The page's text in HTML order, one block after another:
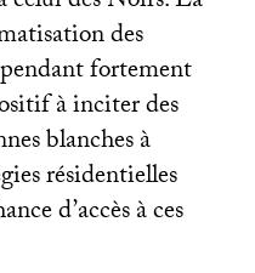
des
fortement
à inciter des
blanches à
résidentielles
d’accès à ces